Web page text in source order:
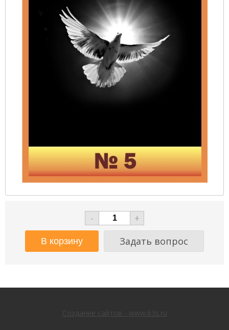
-
+
Задать вопрос
Создание сайтов - www.63s.ru